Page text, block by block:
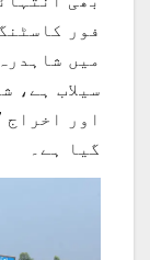
فور
میں
سیلاب ہے،
گیا ہے۔